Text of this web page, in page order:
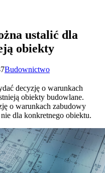
ustalić dla
obiekty
Budownictwo
decyzję o warunkach
obiekty budowlane.
o warunkach zabudowy
dla konkretnego obiektu.